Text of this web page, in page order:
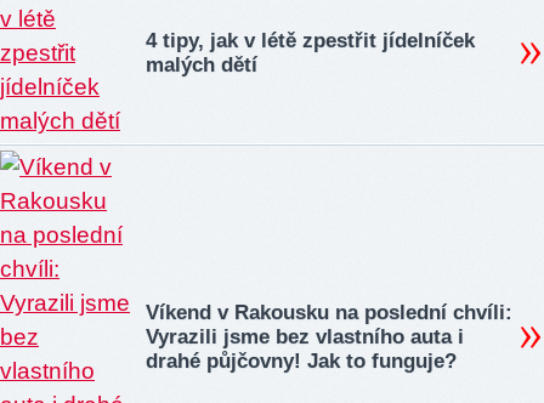
4 tipy, jak v létě zpestřit jídelníček
malých dětí
Víkend v Rakousku na poslední chvíli:
Vyrazili jsme bez vlastního auta i
drahé půjčovny! Jak to funguje?